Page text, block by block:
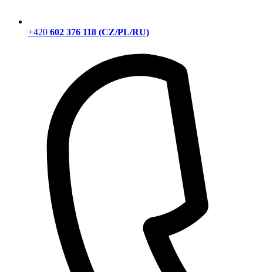
+420 602 376 118 (CZ/PL/RU)